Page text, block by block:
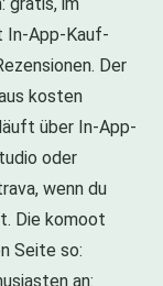
In-App-Kauf-
Der
kosten
über In-App-
oder
wenn du
Die komoot
Seite so:
an: